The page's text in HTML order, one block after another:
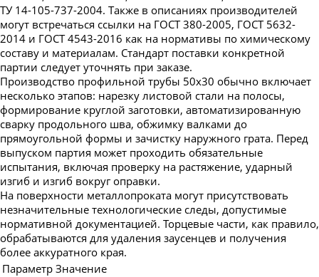
ТУ 14-105-737-2004. Также в описаниях производителей
могут встречаться ссылки на ГОСТ 380-2005, ГОСТ 5632-
2014 и ГОСТ 4543-2016 как на нормативы по химическому
составу и материалам. Стандарт поставки конкретной
партии следует уточнять при заказе.
Производство профильной трубы 50х30 обычно включает
несколько этапов: нарезку листовой стали на полосы,
формирование круглой заготовки, автоматизированную
сварку продольного шва, обжимку валками до
прямоугольной формы и зачистку наружного грата. Перед
выпуском партия может проходить обязательные
испытания, включая проверку на растяжение, ударный
изгиб и изгиб вокруг оправки.
На поверхности металлопроката могут присутствовать
незначительные технологические следы, допустимые
нормативной документацией. Торцевые части, как правило,
обрабатываются для удаления заусенцев и получения
более аккуратного края.
Параметр Значение